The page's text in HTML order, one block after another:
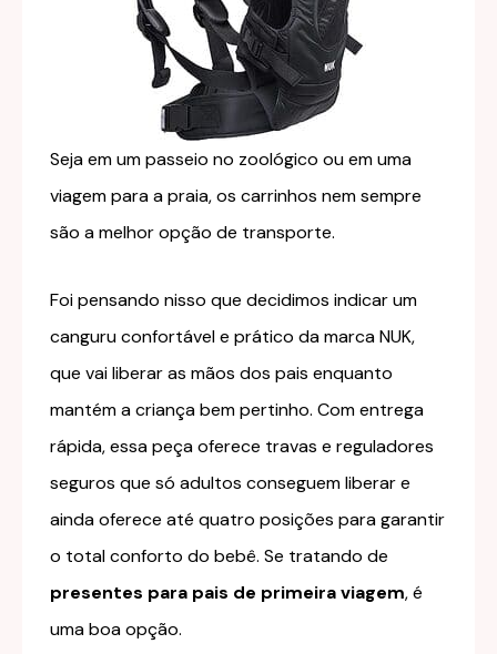
Seja em um passeio no zoológico ou em uma
viagem para a praia, os carrinhos nem sempre
são a melhor opção de transporte.
Foi pensando nisso que decidimos indicar um
canguru confortável e prático da marca NUK,
que vai liberar as mãos dos pais enquanto
mantém a criança bem pertinho. Com entrega
rápida, essa peça oferece travas e reguladores
seguros que só adultos conseguem liberar e
ainda oferece até quatro posições para garantir
o total conforto do bebê. Se tratando de
presentes para pais de primeira viagem, é
uma boa opção.